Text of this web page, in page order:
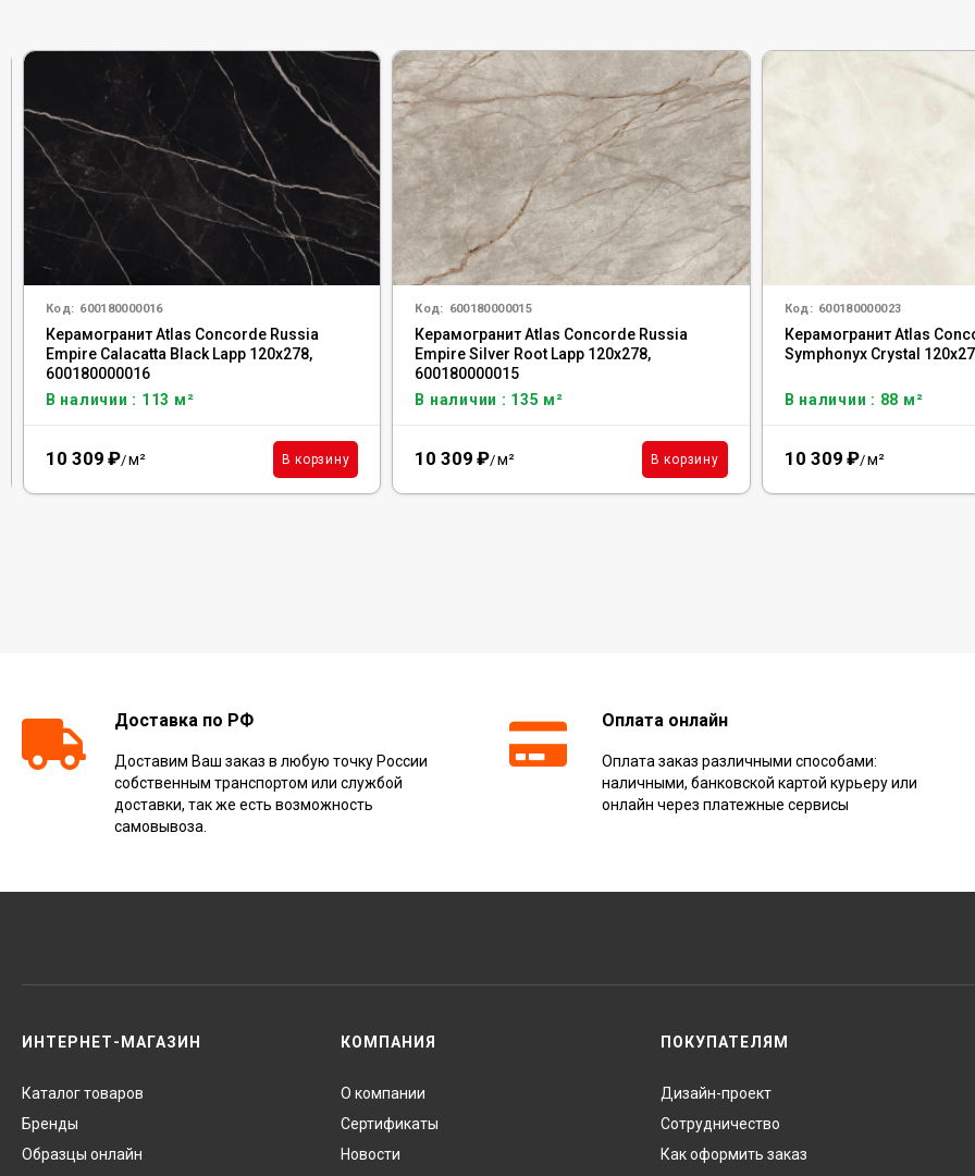
Код: 600180000016
Керамогранит Atlas Concorde Russia
Empire Calacatta Black Lapp 120x278,
600180000016
В наличии : 113 м²
10 309 ₽/м² В корзину
Код: 600180000015
Керамогранит Atlas Concorde Russia
Empire Silver Root Lapp 120x278,
600180000015
В наличии : 135 м²
10 309 ₽/м² В корзину
Код: 600180000023
Керамогранит Atlas
Symphonyx Crystal
В наличии : 88 м²
10 309 ₽/м²
Доставка по РФ
Доставим Ваш заказ в любую точку России
собственным транспортом или службой
доставки, так же есть возможность
самовывоза.
Оплата онлайн
Оплата заказ различными способами:
наличными, банковской картой курьеру или
онлайн через платежные сервисы
ИНТЕРНЕТ-МАГАЗИН
Каталог товаров
Бренды
Образцы онлайн
КОМПАНИЯ
О компании
Сертификаты
Новости
ПОКУПАТЕЛЯМ
Дизайн-проект
Сотрудничество
Как оформить заказ